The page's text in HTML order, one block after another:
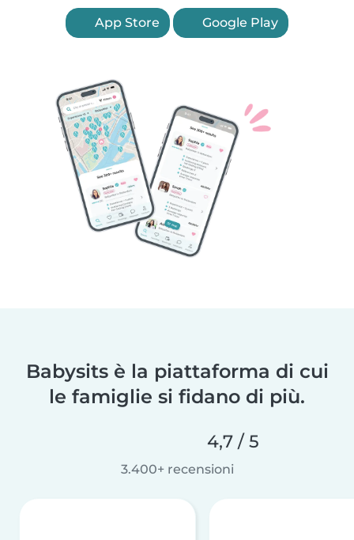
App Store Google Play
Babysits è la piattaforma di cui
le famiglie si fidano di più.
4,7 / 5
3.400+ recensioni